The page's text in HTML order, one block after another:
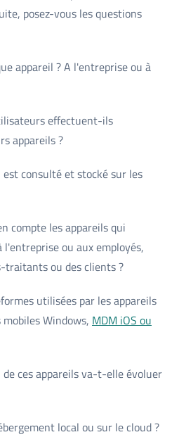
posez-vous les questions
appareil ? A l'entreprise ou à
effectuent-ils
appareils ?
consulté et stocké sur les
compte les appareils qui
ou aux employés,
traitants ou des clients ?
utilisées par les appareils
Windows, MDM iOS ou
ces appareils va-t-elle évoluer
local ou sur le cloud ?